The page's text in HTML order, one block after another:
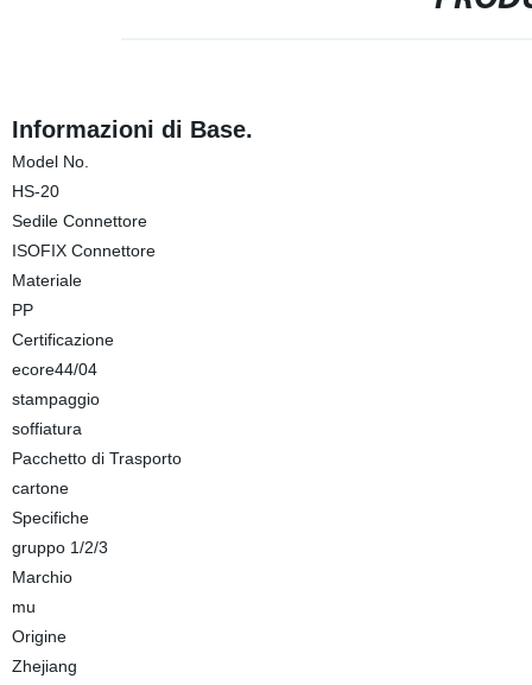
Informazioni di Base.
Model No.
HS-20
Sedile Connettore
ISOFIX Connettore
Materiale
PP
Certificazione
ecore44/04
stampaggio
soffiatura
Pacchetto di Trasporto
cartone
Specifiche
gruppo 1/2/3
Marchio
mu
Origine
Zhejiang